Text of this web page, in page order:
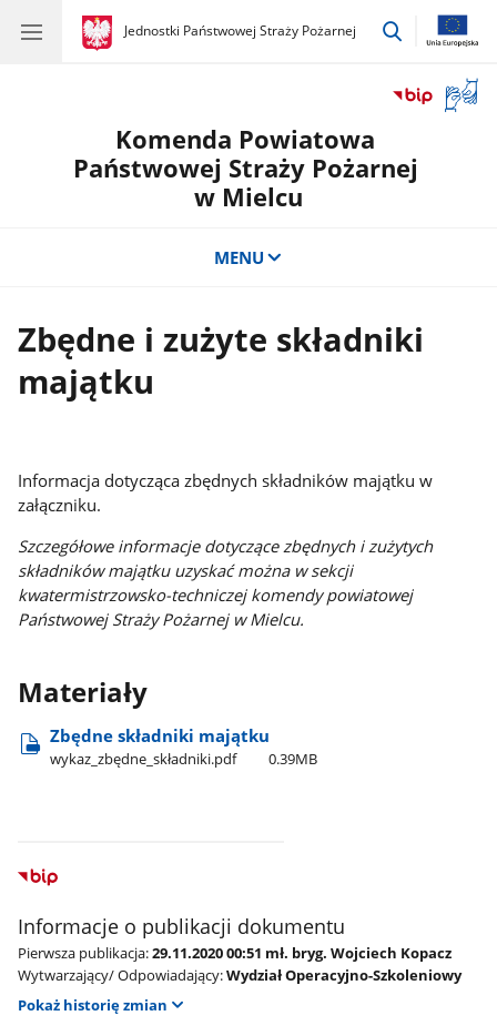
gov.pl
Jednostki Państwowej Straży Pożarnej
gov.pl
Jednostki
przejdź
okno
Komenda Powiatowa
Państwowej Straży Pożarnej
w Mielcu
MENU
Zbędne i zużyte składniki
majątku
Informacja dotycząca zbędnych składników majątku w
załączniku.
Szczegółowe informacje dotyczące zbędnych i zużytych
składników majątku uzyskać można w sekcji
kwatermistrzowsko-techniczej komendy powiatowej
Państwowej Straży Pożarnej w Mielcu.
Materiały
Zbędne składniki majątku
wykaz​_zbędne​_składniki.pdf 0.39MB
Informacje o publikacji dokumentu
Pierwsza publikacja:29.11.2020 00:51 mł. bryg. Wojciech Kopacz
Wytwarzający/ Odpowiadający:Wydział Operacyjno-Szkoleniowy
Pokaż historię zmian